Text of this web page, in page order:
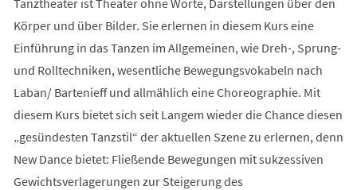
Körper und über Bilder. Sie erlernen in diesem Kurs eine
Einführung in das Tanzen im Allgemeinen, wie Dreh-, Sprung-
und Rolltechniken, wesentliche Bewegungsvokabeln nach
Laban/ Bartenieff und allmählich eine Choreographie. Mit
diesem Kurs bietet sich seit Langem wieder die Chance diesen
„gesündesten Tanzstil“ der aktuellen Szene zu erlernen, denn
New Dance bietet: Fließende Bewegungen mit sukzessiven
Gewichtsverlagerungen zur Steigerung des